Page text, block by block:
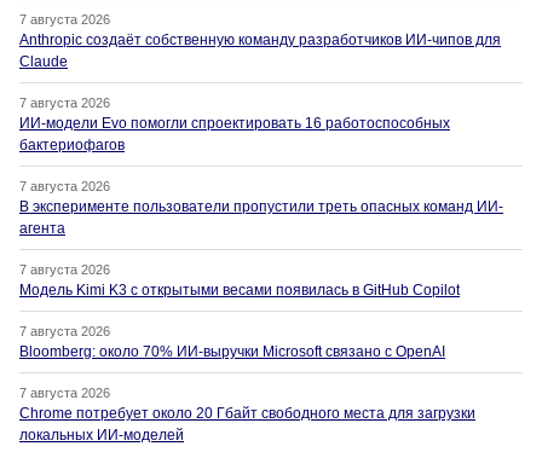
7 августа 2026
Anthropic создаёт собственную команду разработчиков ИИ-чипов для
Claude
7 августа 2026
ИИ-модели Evo помогли спроектировать 16 работоспособных
бактериофагов
7 августа 2026
В эксперименте пользователи пропустили треть опасных команд ИИ-
агента
7 августа 2026
Модель Kimi K3 с открытыми весами появилась в GitHub Copilot
7 августа 2026
Bloomberg: около 70% ИИ-выручки Microsoft связано с OpenAI
7 августа 2026
Chrome потребует около 20 Гбайт свободного места для загрузки
локальных ИИ-моделей